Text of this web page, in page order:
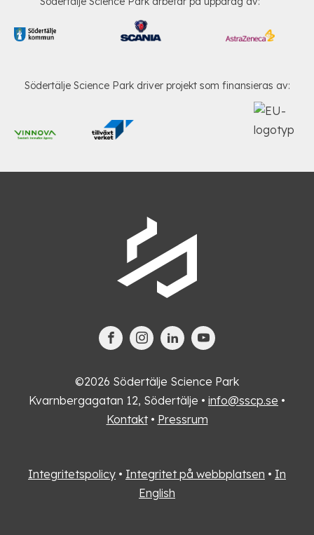
Södertälje Science Park driver projekt som finansieras av:
©2026 Södertälje Science Park
Kvarnbergagatan 12, Södertälje • info@sscp.se •
Kontakt• Pressrum
Integritetspolicy • Integritet på webbplatsen • In
English